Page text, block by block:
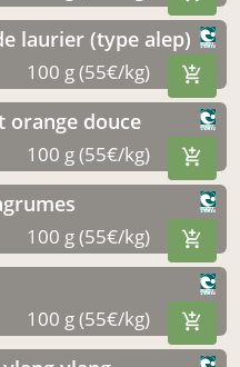
laurier (type alep)
100 g (55€/kg)
orange douce
100 g (55€/kg)
100 g (55€/kg)
100 g (55€/kg)